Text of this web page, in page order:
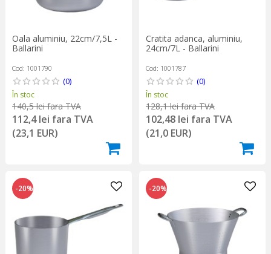
Oala aluminiu, 22cm/7,5L -
Ballarini
Cod: 1001790
(0)
În stoc
140,5 lei fara TVA
112,4 lei fara TVA
(23,1 EUR)
Cratita adanca, aluminiu,
24cm/7L - Ballarini
Cod: 1001787
(0)
În stoc
128,1 lei fara TVA
102,48 lei fara TVA
(21,0 EUR)
-20% -20%